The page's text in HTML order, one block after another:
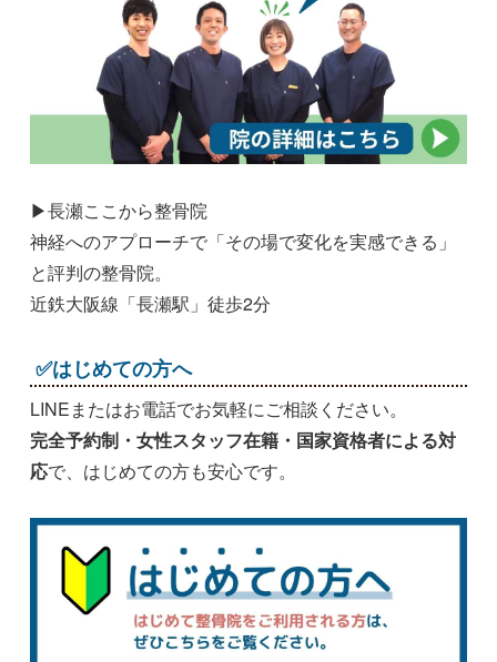
▶長瀬ここから整骨院
神経へのアプローチで「その場で変化を実感できる」
と評判の整骨院。
近鉄大阪線「長瀬駅」徒歩2分
✅はじめての方へ
LINEまたはお電話でお気軽にご相談ください。
完全予約制・女性スタッフ在籍・国家資格者による対
応で、はじめての方も安心です。